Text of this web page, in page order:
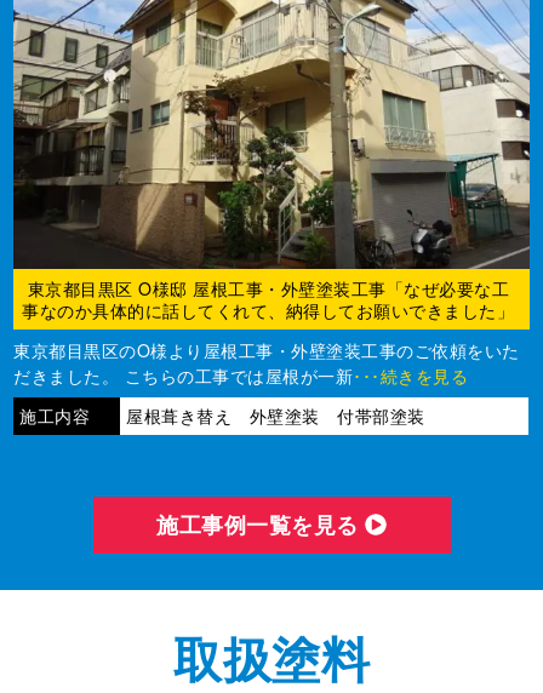
東京都目黒区 O様邸 屋根工事・外壁塗装工事「なぜ必要な工
事なのか具体的に話してくれて、納得してお願いできました」
東京都目黒区のO様より屋根工事・外壁塗装工事のご依頼をいた
だきました。 こちらの工事では屋根が一新･･･続きを見る
施工内容
屋根葺き替え 外壁塗装 付帯部塗装
施⼯事例⼀覧を⾒る
取扱塗料